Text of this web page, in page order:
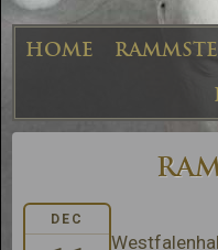
HOME
DEC